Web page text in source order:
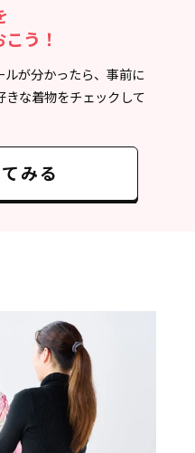
う！
が分かったら、事前に
な着物をチェックして
みる